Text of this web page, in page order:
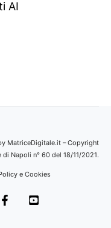
AI
MatriceDigitale.it – Copyright
Napoli n° 60 del 18/11/2021.
e Cookies